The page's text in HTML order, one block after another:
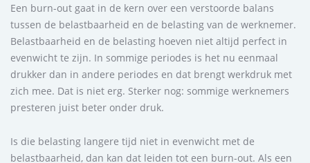
Een burn-out gaat in de kern over een verstoorde balans
tussen de belastbaarheid en de belasting van de werknemer.
Belastbaarheid en de belasting hoeven niet altijd perfect in
evenwicht te zijn. In sommige periodes is het nu eenmaal
drukker dan in andere periodes en dat brengt werkdruk met
zich mee. Dat is niet erg. Sterker nog: sommige werknemers
presteren juist beter onder druk.
Is die belasting langere tijd niet in evenwicht met de
belastbaarheid, dan kan dat leiden tot een burn-out. Als een